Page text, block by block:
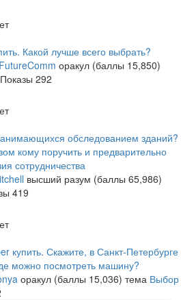
Какой лучше всего выбрать?
FutureComm оракул (баллы 15,850)
Показы 292
обследованием зданий?
кому поручить и предварительно
сотрудничества
высший разум (баллы 65,986)
419
купить. Скажите, в Санкт-Петербурге
можно посмотреть машину?
оракул (баллы 15,036) тема Выбор